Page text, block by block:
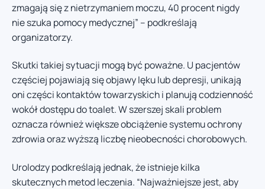
zmagają się z nietrzymaniem moczu, 40 procent nigdy
nie szuka pomocy medycznej” – podkreślają
organizatorzy.
Skutki takiej sytuacji mogą być poważne. U pacjentów
częściej pojawiają się objawy lęku lub depresji, unikają
oni części kontaktów towarzyskich i planują codzienność
wokół dostępu do toalet. W szerszej skali problem
oznacza również większe obciążenie systemu ochrony
zdrowia oraz wyższą liczbę nieobecności chorobowych.
Urolodzy podkreślają jednak, że istnieje kilka
skutecznych metod leczenia. “Najważniejsze jest, aby